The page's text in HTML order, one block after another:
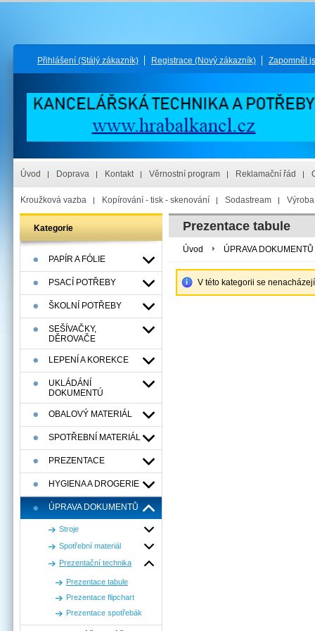
Přihlášení (Stálý zákazník) Registrace (Nový zákazník) Zapomněl
Úvod Doprava Kontakt Věrnostní program Reklamační řád
Kroužková vazba Kopírování - tisk - skenování Sodastream
Kategorie
PAPÍR A FÓLIE
PSACÍ POTŘEBY
ŠKOLNÍ POTŘEBY
SEŠÍVAČKY,
DĚROVAČE
LEPENÍ A KOREKCE
UKLÁDÁNÍ
DOKUMENTÚ
OBALOVÝ MATERIÁL
SPOTŘEBNÍ MATERIÁL
PREZENTACE
HYGIENA A DROGERIE
ÚPRAVA DOKUMENTŮ
Stroje
Spotřební materiál
Prezentační technika
Prezentace tabule
Prezentace flipchart
Prezentace spotřebák
Prezentace tabule
Úvod ÚPRAVA DOKUMENTŮ
V této kategorii se